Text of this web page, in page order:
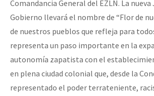
Comandancia General del EZLN. La
Gobierno llevará el nombre de “Flor de
de nuestros pueblos que refleja para
representa un paso importante en la
autonomía zapatista con el
en plena ciudad colonial que, desde la
representado el poder terrateniente,